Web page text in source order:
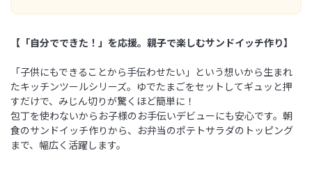
【「自分でできた！」を応援。親子で楽しむサンドイッチ作り】
「子供にもできることから手伝わせたい」という想いから生まれ
たキッチンツールシリーズ。ゆでたまごをセットしてギュッと押
すだけで、みじん切りが驚くほど簡単に！
包丁を使わないからお子様のお手伝いデビューにも安心です。朝
食のサンドイッチ作りから、お弁当のポテトサラダのトッピング
まで、幅広く活躍します。